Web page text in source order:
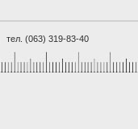
тел. (063) 319-83-40